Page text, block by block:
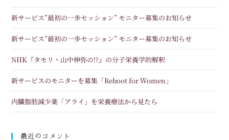
新サービス”最初の一歩セッション” モニター募集のお知らせ
新サービス”最初の一歩セッション” モニター募集のお知らせ
NHK『タモリ・山中伸弥の!?』の分子栄養学的解釈
新サービスのモニターを募集「Reboot for Women」
内臓脂肪減少薬「アライ」を栄養療法から見たら
最近のコメント